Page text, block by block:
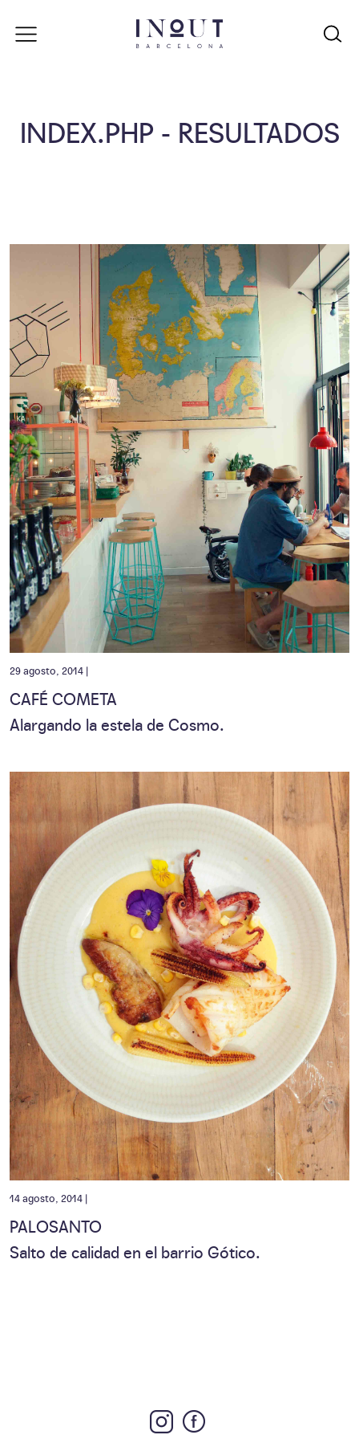
INDEX.PHP - RESULTADOS
29 agosto, 2014 |
CAFÉ COMETA
Alargando la estela de Cosmo.
14 agosto, 2014 |
PALOSANTO
Salto de calidad en el barrio Gótico.